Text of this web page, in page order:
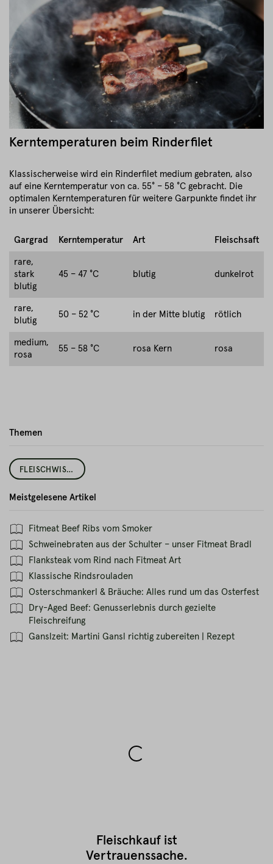
Themen
FLEISCHWISSEN
Meistgelesene Artikel
Fitmeat Beef Ribs vom Smoker
Schweinebraten aus der Schulter – unser Fitmeat Bradl
Flanksteak vom Rind nach Fitmeat Art
Klassische Rindsrouladen
Osterschmankerl & Bräuche: Alles rund um das Osterfest
Dry-Aged Beef: Genusserlebnis durch gezielte
Fleischreifung
Ganslzeit: Martini Gansl richtig zubereiten | Rezept
Kerntemperaturen beim Rinderfilet
Klassischerweise wird ein Rinderfilet medium gebraten, also
auf eine Kerntemperatur von ca. 55° – 58 °C gebracht. Die
optimalen Kerntemperaturen für weitere Garpunkte findet ihr
in unserer Übersicht:
Gargrad Kerntemperatur Art Fleischsaft
rare,
stark
blutig
45 – 47 °C blutig dunkelrot
rare,
blutig
50 – 52 °C in der Mitte blutig rötlich
medium,
rosa
55 – 58 °C rosa Kern rosa
Fleischkauf ist
Vertrauenssache.